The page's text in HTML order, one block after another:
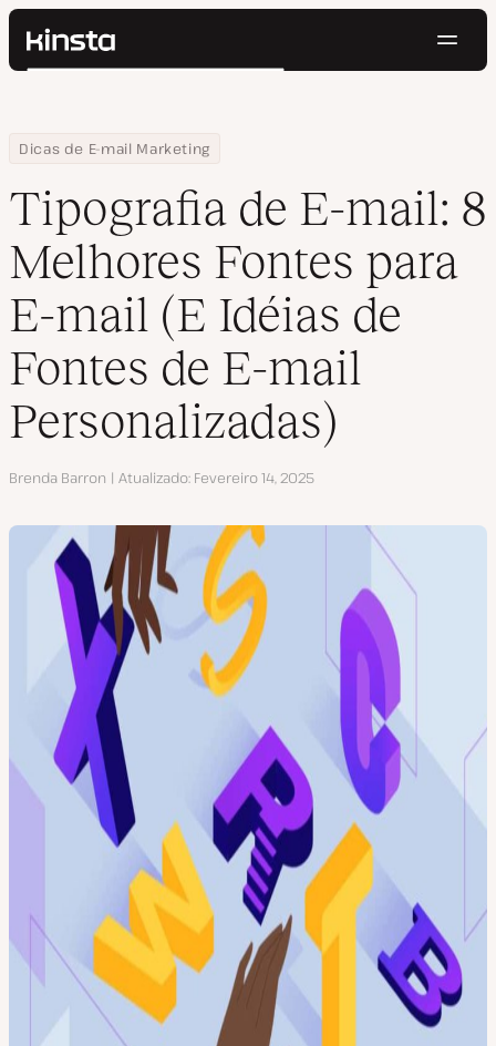
Kinsta®
Preços
Contato
Pesquisar
Home
Centro de Recursos
Blog
Dicas de E-mail Marketing
Tipografia de E-mail: 8 Melhores Fontes para E-mail (E Idéias de
Tipografia de E-mail: 8
Melhores Fontes para
E-mail (E Idéias de
Fontes de E-mail
Personalizadas)
Autor
Brenda Barron Atualizado Fevereiro 14, 2025